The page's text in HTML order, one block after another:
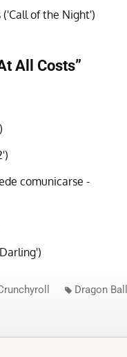
('Call of the Night')
All Costs”
comunicarse -
Dragon